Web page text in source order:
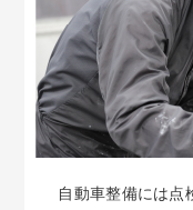
自動車整備には点